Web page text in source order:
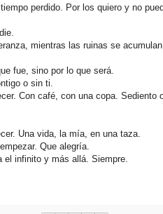
perdido. Por los quiero y no
mientras las ruinas se
fue, sino por lo que será.
o sin ti.
Con café, con una copa. Sediento
Una vida, la mía, en una taza.
Que alegría.
el infinito y más allá. Siempre.